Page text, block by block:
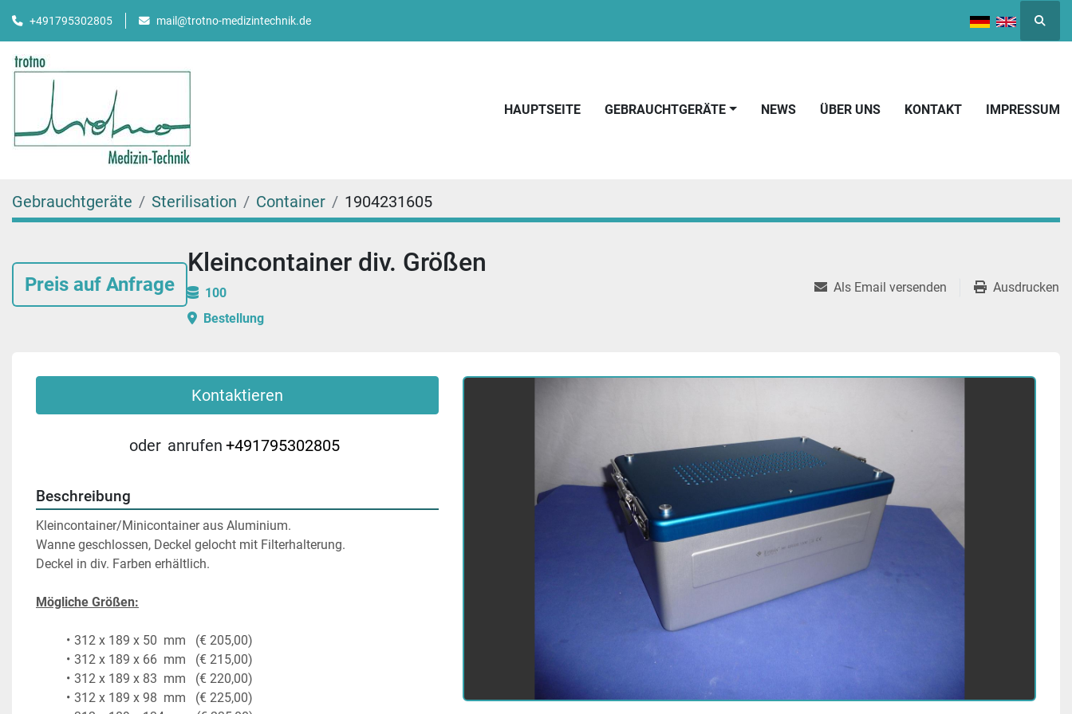
+491795302805 mail@trotno-medizintechnik.de
Suche
HAUPTSEITE GEBRAUCHTGERÄTE NEWS ÜBER UNS KONTAKT IMPRESSUM
Gebrauchtgeräte Sterilisation Container 1904231605
Preis auf Anfrage
Kleincontainer div. Größen
100
Bestellung
Als Email versenden Ausdrucken
Kontaktieren
oder anrufen +491795302805
Beschreibung
Kleincontainer/Minicontainer aus Aluminium.
Wanne geschlossen, Deckel gelocht mit Filterhalterung.
Deckel in div. Farben erhältlich.
Mögliche Größen:
312 x 189 x 50  mm   (€ 205,00)
312 x 189 x 66  mm   (€ 215,00)
312 x 189 x 83  mm   (€ 220,00)
312 x 189 x 98  mm   (€ 225,00)